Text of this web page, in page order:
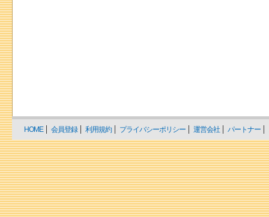
HOME 会員登録 利用規約 プライバシーポリシー 運営会社 パートナー